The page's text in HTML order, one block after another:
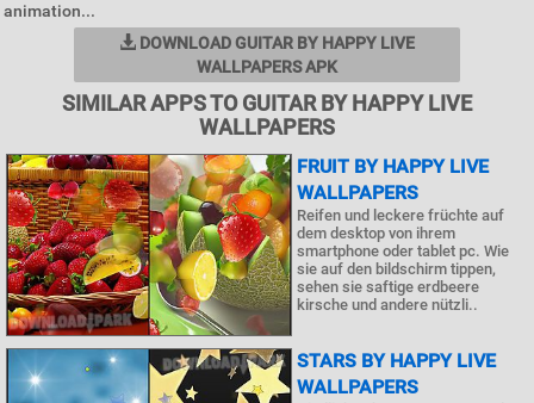
animation...
DOWNLOAD GUITAR BY HAPPY LIVE
WALLPAPERS APK
SIMILAR APPS TO GUITAR BY HAPPY LIVE
WALLPAPERS
FRUIT BY HAPPY LIVE
WALLPAPERS
Reifen und leckere früchte auf
dem desktop von ihrem
smartphone oder tablet pc. Wie
sie auf den bildschirm tippen,
sehen sie saftige erdbeere
kirsche und andere nützli..
STARS BY HAPPY LIVE
WALLPAPERS